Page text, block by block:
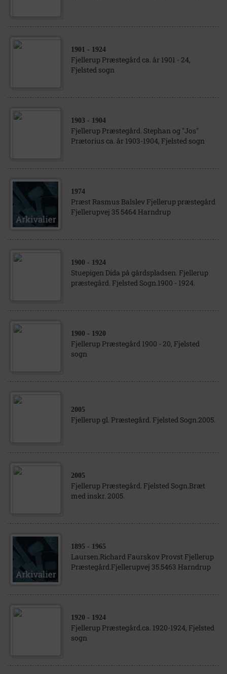
1901 - 1924
Fjellerup Præstegård ca. år 1901 - 24,
Fjelsted sogn
1903 - 1904
Fjellerup Præstegård. Stephan og "Jos"
Prætorius ca. år 1903-1904, Fjelsted sogn
1974
Præst Rasmus Balslev Fjellerup præstegård
Fjellerupvej 35 5464 Harndrup
1900 - 1924
Stuepigen Dida på gårdspladsen. Fjellerup
præstegård. Fjelsted Sogn.1900 - 1924.
1900 - 1920
Fjellerup Præstegård 1900 - 20, Fjelsted
sogn
2005
Fjellerup gl. Præstegård. Fjelsted Sogn.2005.
2005
Fjellerup Præstegård. Fjelsted Sogn.Bræt
med inskr. 2005.
1895 - 1965
Laursen.Richard Faurskov Provst Fjellerup
Præstegård.Fjellerupvej 35.5463 Harndrup
1920 - 1924
Fjellerup Præstegård.ca. 1920-1924, Fjelsted
sogn